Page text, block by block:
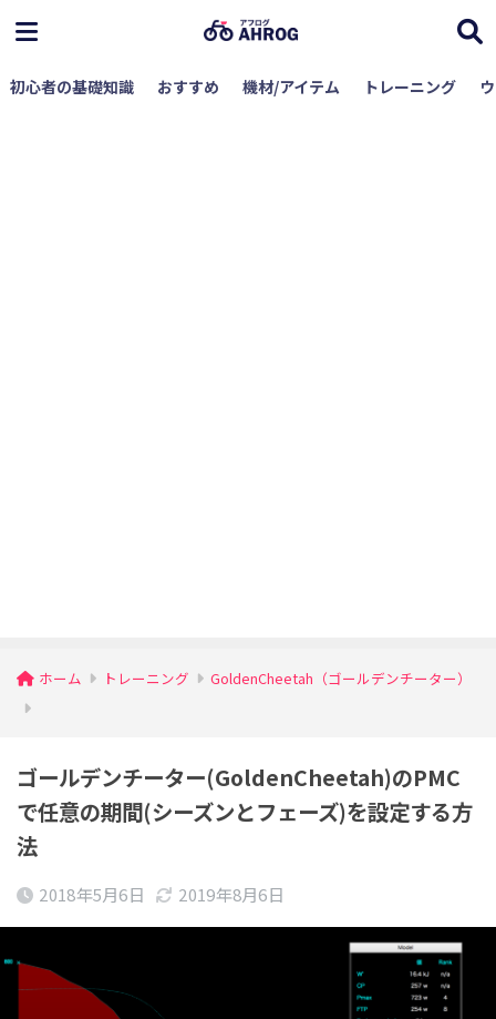
初心者の基礎知識 おすすめ 機材/アイテム トレーニング
ホーム トレーニング GoldenCheetah（ゴールデンチーター）
ゴールデンチーター(GoldenCheetah)のPMC
で任意の期間(シーズンとフェーズ)を設定する方
法
2018年5月6日 2019年8月6日